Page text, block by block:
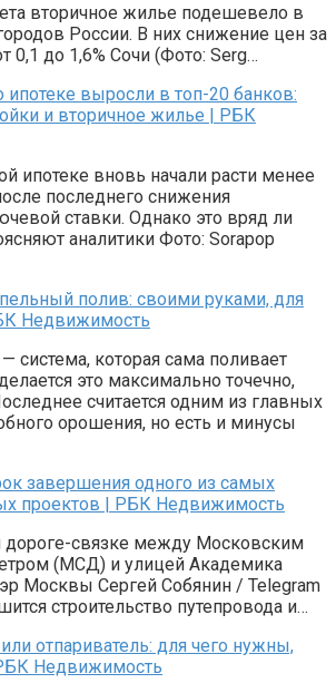
вторичное жилье подешевело в
России. В них снижение цен за
0,1 до 1,6% Сочи (Фото: Serg…
ипотеке выросли в топ-20 банков:
и вторичное жилье | РБК
ипотеке вновь начали расти менее
последнего снижения
ставки. Однако это вряд ли
аналитики Фото: Sorapop
полив: своими руками, для
Недвижимость
система, которая сама поливает
это максимально точечно,
считается одним из главных
орошения, но есть и минусы
завершения одного из самых
проектов | РБК Недвижимость
дороге-связке между Московским
(МСД) и улицей Академика
Москвы Сергей Собянин / Telegram
строительство путепровода и…
отпариватель: для чего нужны,
Недвижимость